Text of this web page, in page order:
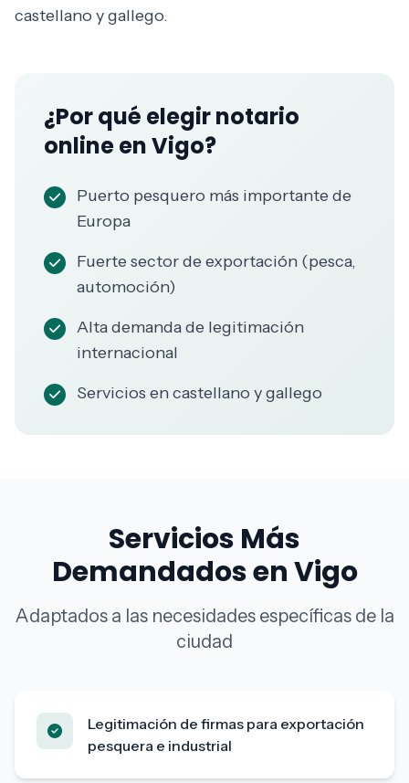
castellano y gallego.
¿Por qué elegir notario
online en Vigo?
Puerto pesquero más importante de
Europa
Fuerte sector de exportación (pesca,
automoción)
Alta demanda de legitimación
internacional
Servicios en castellano y gallego
Servicios Más
Demandados en Vigo
Adaptados a las necesidades específicas de la
ciudad
Legitimación de firmas para exportación
pesquera e industrial